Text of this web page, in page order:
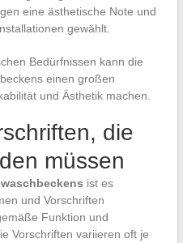
eine ästhetische Note und
gewählt.
Bedürfnissen kann die
einen großen
und Ästhetik machen.
die
müssen
ist es
und Vorschriften
Funktion und
Vorschriften variieren oft je